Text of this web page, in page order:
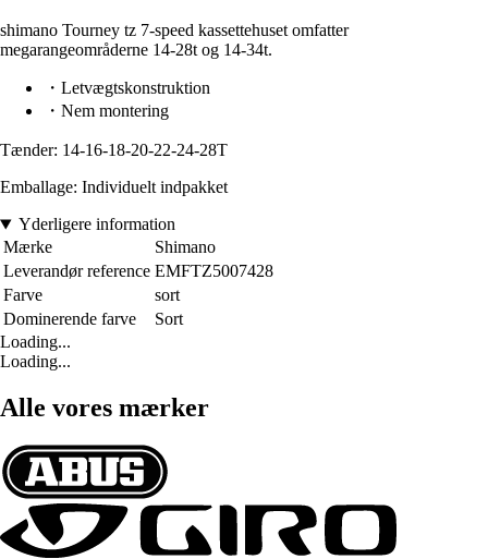
shimano Tourney tz 7-speed kassettehuset omfatter
megarangeområderne 14-28t og 14-34t.
・Letvægtskonstruktion
・Nem montering
Tænder: 14-16-18-20-22-24-28T
Emballage: Individuelt indpakket
Yderligere information
Mærke
Shimano
Leverandør reference EMFTZ5007428
Farve
sort
Dominerende farve
Sort
Loading...
Loading...
Alle vores mærker